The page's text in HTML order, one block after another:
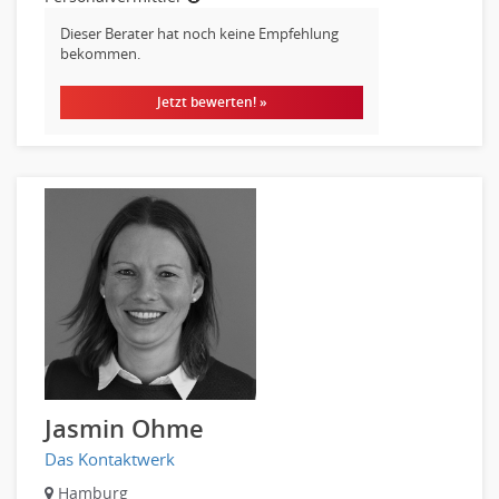
Revision
Steuern
Wirtschaftsprüfung
Beauty, Wellness
Elektrik, Sanitär, Heizung, Klima
Fertigung, Produktion
Gastronomie, Hotellerie
Holzhandwerk
Handwerk, Dienstleistung & Fertigung Leitung, Teamleitung
Maler, Lackierer
Mechaniker
Metallhandwerk
Nahrungsmittelherstellung, -verarbeitung
Dieser Berater hat noch keine Empfehlung
bekommen.
Jetzt bewerten! »
Jasmin Ohme
Das Kontaktwerk
Hamburg